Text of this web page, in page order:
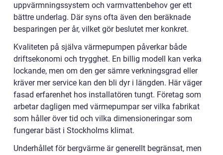
uppvärmningssystem och varmvattenbehov ger ett
bättre underlag. Där syns ofta även den beräknade
besparingen per år, vilket gör beslutet mer konkret.
Kvaliteten på själva värmepumpen påverkar både
driftsekonomi och trygghet. En billig modell kan verka
lockande, men om den ger sämre verkningsgrad eller
kräver mer service kan den bli dyr i längden. Här väger
fasad erfarenhet hos installatören tungt. Företag som
arbetar dagligen med värmepumpar ser vilka fabrikat
som håller över tid och vilka dimensioneringar som
fungerar bäst i Stockholms klimat.
Underhållet för bergvärme är generellt begränsat, men